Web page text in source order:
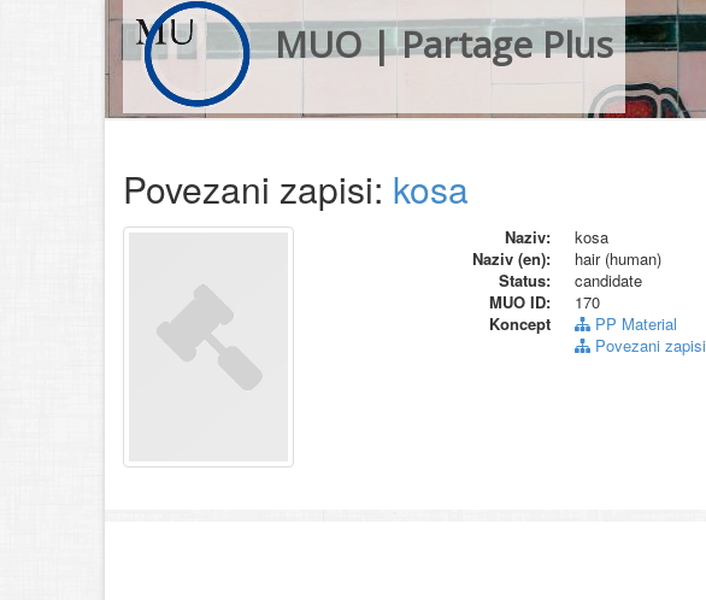
MUO | Partage Plus
Povezani zapisi: kosa
Naziv:
kosa
Naziv (en):
hair (human)
Status:
candidate
MUO ID:
170
Koncept
PP Material
Povezani zapisi